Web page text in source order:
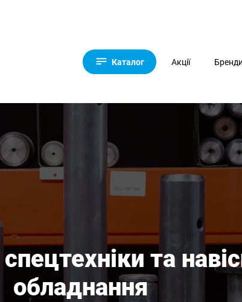
Каталог Акції Бренди
та
обладнання